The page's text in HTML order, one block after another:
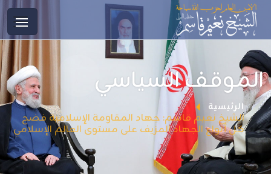
الموقف السياسي
الرئيسية
الشيخ نعيم قاسم: جهاد المقاومة الإسلامية فضح
كل أنواع الجهاد المزيف على مستوى العالم الإسلامي